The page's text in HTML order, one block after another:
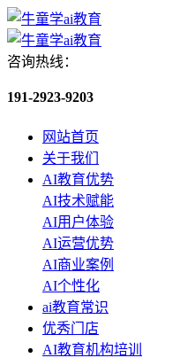
咨询热线：
191-2923-9203
网站首页
关于我们
AI教育优势
AI技术赋能
AI用户体验
AI运营优势
AI商业案例
AI个性化
ai教育常识
优秀门店
AI教育机构培训